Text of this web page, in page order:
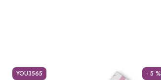
YOU3565 - 5 %